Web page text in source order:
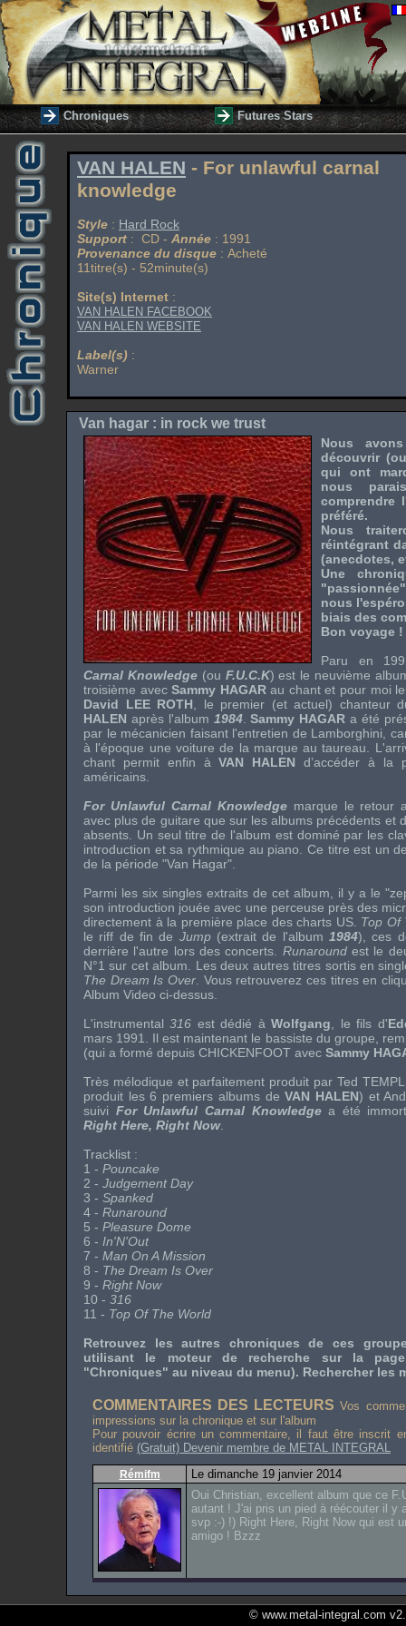
Chroniques Futures Stars
VAN HALEN - For unlawful carnal
knowledge
Style : Hard Rock
Support : CD - Année : 1991
Provenance du disque : Acheté
11titre(s) - 52minute(s)
Site(s) Internet :
VAN HALEN FACEBOOK
VAN HALEN WEBSITE
Label(s) :
Warner
Van hagar : in rock we trust
Nous
découvrir
qui ont
nous
comprendre
préféré.
Nous
réintégrant
(anecdotes,
Une
nous
biais des
Bon voyage !
Paru en
Carnal Knowledge(ou F.U.C.K) est le neuvième
troisième avecSammy HAGARau chant et pour moi
David LEE ROTH , le premier (et actuel) chanteur
HALEN après l'album 1984.Sammy HAGAR a été
par le mécanicien faisant l'entretien de Lamborghini ,
à l'époque une voiture de la marque au taureau.
chant permit enfin àVAN HALEN d’accéder à la
américains.
For Unlawful Carnal Knowledgemarque le retour
avec plus de guitare que sur les albums précédents et
absents. Un seul titre de l'album est dominé par les
introduction et sa rythmique au piano. Ce titre est un
de la période "Van Hagar".
Parmi les six singles extraits de cet album, il y a le
son introduction jouée avec une perceuse près des
directement à la première place descharts US. Top Of
le riff de fin de Jump(extrait de l'album1984), ces
derrière l'autre lors des concerts. Runaroundest le
N°1 sur cet album. Les deux autres titres sortis en
The Dream Is Over. Vous retrouverez ces titres en
Album Video ci-dessus.
L'instrumental316 est dédié àWolfgang , le fils d'
mars 1991. Il est maintenant le bassiste du groupe,
(qui a formé depuis CHICKENFOOT avec Sammy
Très mélodique et parfaitement produit par Ted
produit les 6 premiers albums deVAN HALEN) et
suivi For Unlawful Carnal Knowledgea été
Right Here, Right Now.
Tracklist :
1 - Pouncake
2 - Judgement Day
3 - Spanked
4 - Runaround
5 - Pleasure Dome
6 - In'N'Out
7 - Man On A Mission
8 - The Dream Is Over
9 - Right Now
10 - 316
11 - Top Of The World
Retrouvez les autres chroniques de ces
utilisant le moteur de recherche sur la
"Chroniques" au niveau du menu). Rechercher les
COMMENTAIRES DES LECTEURS Vos
impressions sur la chronique et sur l'album
Pour pouvoir écrire un commentaire, il faut être inscrit
identifié (Gratuit) Devenir membre de METAL INTEGRAL
Rémifm
Le dimanche 19 janvier 2014
Oui Christian, excellent album que ce
autant ! J'ai pris un pied à réécouter il y
svp :-) !) Right Here, Right Now qui est
amigo ! Bzzz
© www.metal-integral.com